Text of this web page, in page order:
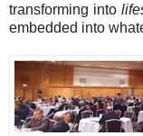
transforming into
embedded into